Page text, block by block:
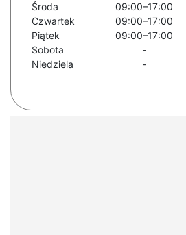
Środa
09:00–17:00
Czwartek
09:00–17:00
Piątek
09:00–17:00
Sobota
-
Niedziela
-